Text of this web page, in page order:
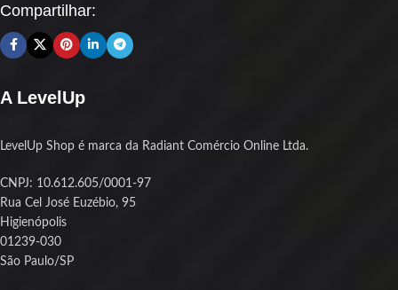
Compartilhar:
A LevelUp
LevelUp Shop é marca da Radiant Comércio Online Ltda.
CNPJ: 10.612.605/0001-97
Rua Cel José Euzébio, 95
Higienópolis
01239-030
São Paulo/SP